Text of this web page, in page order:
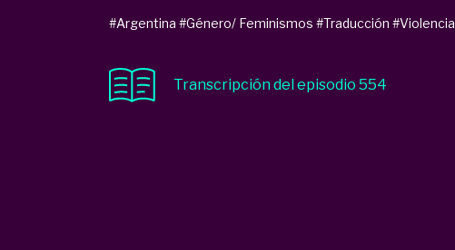
#Argentina #Género/ Feminismos #Traducción #Violencia
Transcripción del episodio 554